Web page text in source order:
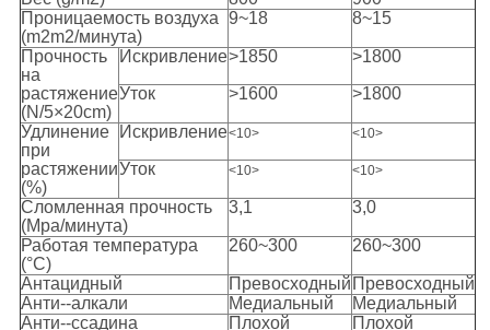
Проницаемость воздуха
(m2m2/минута)
9~18 8~15
Прочность
на
растяжение
(N/5×20cm)
Искривление>1850
>1800
Уток
>1600 >1800
Удлинение
при
растяжении
(%)
Искривление<10> <10>
Уток <10> <10>
Сломленная прочность
(Mpa/минута)
3,1 3,0
Работая температура
(°C)
260~300 260~300
Антацидный Превосходный Превосходный
Анти--алкали
Медиальный
Медиальный
Анти--ссадина
Плохой
Плохой